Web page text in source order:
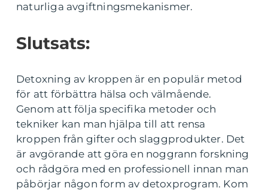
naturliga avgiftningsmekanismer.
Slutsats:
Detoxning av kroppen är en populär metod
för att förbättra hälsa och välmående.
Genom att följa specifika metoder och
tekniker kan man hjälpa till att rensa
kroppen från gifter och slaggprodukter. Det
är avgörande att göra en noggrann forskning
och rådgöra med en professionell innan man
påbörjar någon form av detoxprogram. Kom